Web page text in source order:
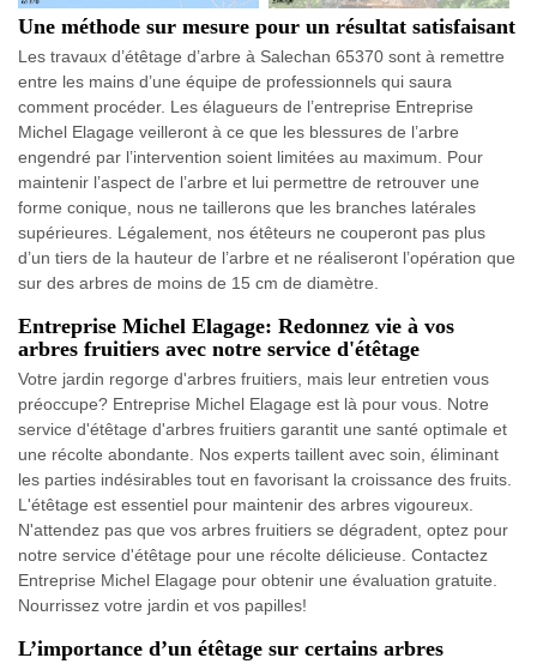
Une méthode sur mesure pour un résultat satisfaisant
Les travaux d’étêtage d’arbre à Salechan 65370 sont à remettre
entre les mains d’une équipe de professionnels qui saura
comment procéder. Les élagueurs de l’entreprise Entreprise
Michel Elagage veilleront à ce que les blessures de l’arbre
engendré par l’intervention soient limitées au maximum. Pour
maintenir l’aspect de l’arbre et lui permettre de retrouver une
forme conique, nous ne taillerons que les branches latérales
supérieures. Légalement, nos étêteurs ne couperont pas plus
d’un tiers de la hauteur de l’arbre et ne réaliseront l’opération que
sur des arbres de moins de 15 cm de diamètre.
Entreprise Michel Elagage: Redonnez vie à vos
arbres fruitiers avec notre service d'étêtage
Votre jardin regorge d'arbres fruitiers, mais leur entretien vous
préoccupe? Entreprise Michel Elagage est là pour vous. Notre
service d'étêtage d'arbres fruitiers garantit une santé optimale et
une récolte abondante. Nos experts taillent avec soin, éliminant
les parties indésirables tout en favorisant la croissance des fruits.
L'étêtage est essentiel pour maintenir des arbres vigoureux.
N'attendez pas que vos arbres fruitiers se dégradent, optez pour
notre service d'étêtage pour une récolte délicieuse. Contactez
Entreprise Michel Elagage pour obtenir une évaluation gratuite.
Nourrissez votre jardin et vos papilles!
L’importance d’un étêtage sur certains arbres